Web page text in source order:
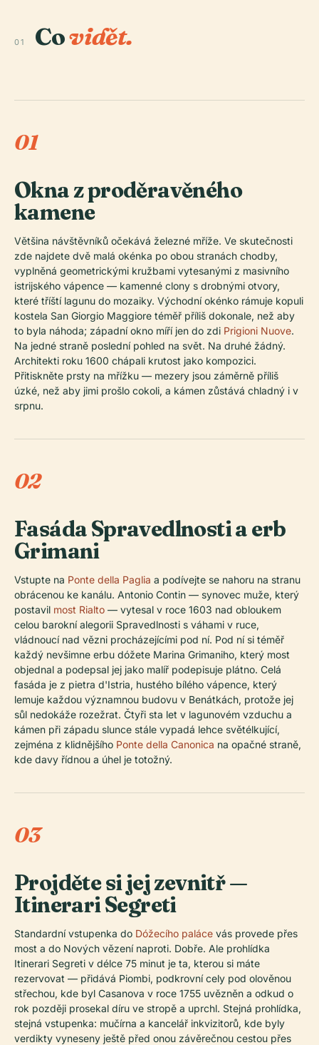
01 Covidět.
01
Okna z proděravěného
kamene
Většina návštěvníků očekává železné mříže. Ve skutečnosti
zde najdete dvě malá okénka po obou stranách chodby,
vyplněná geometrickými kružbami vytesanými z masivního
istrijského vápence — kamenné clony s drobnými otvory,
které tříští lagunu do mozaiky. Východní okénko rámuje kopuli
kostela San Giorgio Maggiore téměř příliš dokonale, než aby
to byla náhoda; západní okno míří jen do zdi Prigioni Nuove.
Na jedné straně poslední pohled na svět. Na druhé žádný.
Architekti roku 1600 chápali krutost jako kompozici.
Přitiskněte prsty na mřížku — mezery jsou záměrně příliš
úzké, než aby jimi prošlo cokoli, a kámen zůstává chladný i v
srpnu.
02
Fasáda Spravedlnosti a erb
Grimani
Vstupte na Ponte della Paglia a podívejte se nahoru na stranu
obrácenou ke kanálu. Antonio Contin — synovec muže, který
postavil most Rialto — vytesal v roce 1603 nad obloukem
celou barokní alegorii Spravedlnosti s váhami v ruce,
vládnoucí nad vězni procházejícími pod ní. Pod ní si téměř
každý nevšimne erbu dóžete Marina Grimaniho, který most
objednal a podepsal jej jako malíř podepisuje plátno. Celá
fasáda je z pietra d'Istria, hustého bílého vápence, který
lemuje každou významnou budovu v Benátkách, protože jej
sůl nedokáže rozežrat. Čtyři sta let v lagunovém vzduchu a
kámen při západu slunce stále vypadá lehce světélkující,
zejména z klidnějšího Ponte della Canonica na opačné straně,
kde davy řídnou a úhel je totožný.
03
Projděte si jej zevnitř —
Itinerari Segreti
Standardní vstupenka do Dóžecího paláce vás provede přes
most a do Nových vězení naproti. Dobře. Ale prohlídka
Itinerari Segreti v délce 75 minut je ta, kterou si máte
rezervovat — přidává Piombi, podkrovní cely pod olověnou
střechou, kde byl Casanova v roce 1755 uvězněn a odkud o
rok později prosekal díru ve stropě a uprchl. Stejná prohlídka,
stejná vstupenka: mučírna a kancelář inkvizitorů, kde byly
verdikty vyneseny ještě před onou závěrečnou cestou přes